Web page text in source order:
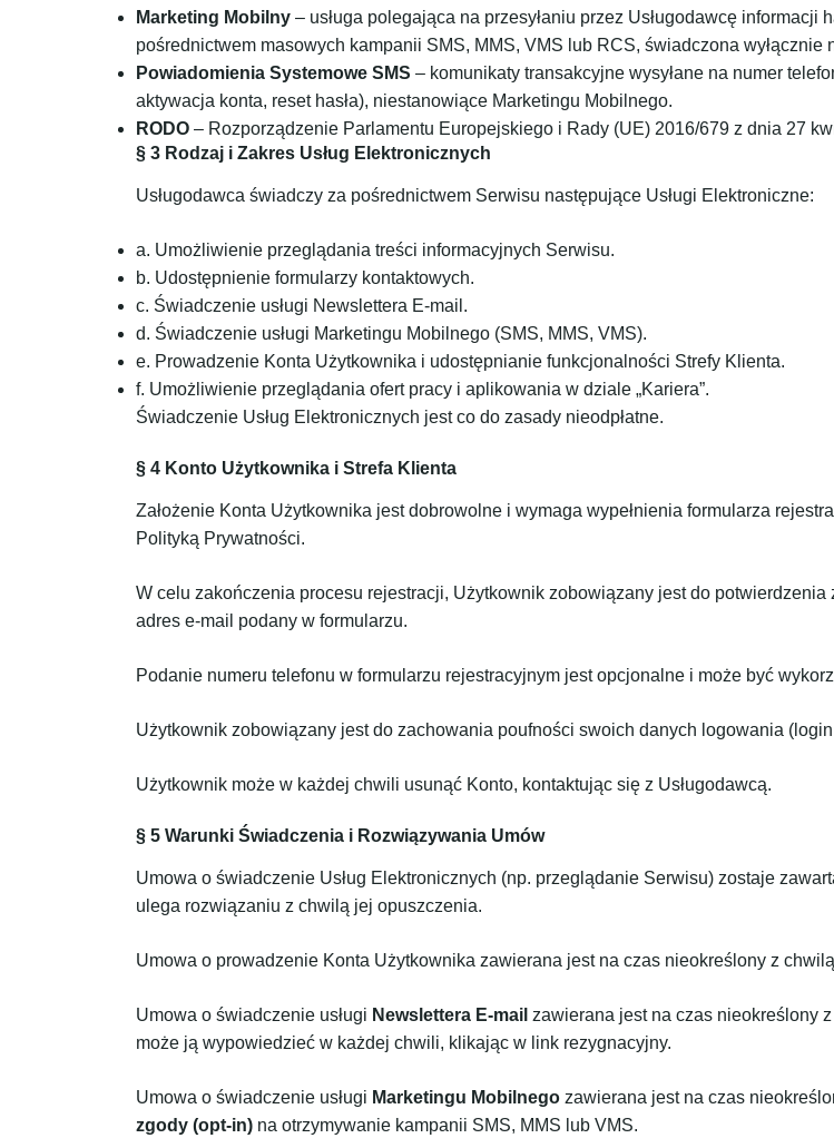
Marketing Mobilny – usługa polegająca na przesyłaniu przez Usługodawcę
pośrednictwem masowych kampanii SMS, MMS, VMS lub RCS, świadczona
Powiadomienia Systemowe SMS – komunikaty transakcyjne wysyłane na numer
aktywacja konta, reset hasła), niestanowiące Marketingu Mobilnego.
RODO – Rozporządzenie Parlamentu Europejskiego i Rady (UE) 2016/679 z dnia 27
§ 3 Rodzaj i Zakres Usług Elektronicznych
Usługodawca świadczy za pośrednictwem Serwisu następujące Usługi Elektroniczne:
a. Umożliwienie przeglądania treści informacyjnych Serwisu.
b. Udostępnienie formularzy kontaktowych.
c. Świadczenie usługi Newslettera E-mail.
d. Świadczenie usługi Marketingu Mobilnego (SMS, MMS, VMS).
e. Prowadzenie Konta Użytkownika i udostępnianie funkcjonalności Strefy Klienta.
f. Umożliwienie przeglądania ofert pracy i aplikowania w dziale „Kariera”.
Świadczenie Usług Elektronicznych jest co do zasady nieodpłatne.
§ 4 Konto Użytkownika i Strefa Klienta
Założenie Konta Użytkownika jest dobrowolne i wymaga wypełnienia formularza
Polityką Prywatności.
W celu zakończenia procesu rejestracji, Użytkownik zobowiązany jest do
adres e-mail podany w formularzu.
Podanie numeru telefonu w formularzu rejestracyjnym jest opcjonalne i może być
Użytkownik zobowiązany jest do zachowania poufności swoich danych logowania (login
Użytkownik może w każdej chwili usunąć Konto, kontaktując się z Usługodawcą.
§ 5 Warunki Świadczenia i Rozwiązywania Umów
Umowa o świadczenie Usług Elektronicznych (np. przeglądanie Serwisu) zostaje
ulega rozwiązaniu z chwilą jej opuszczenia.
Umowa o prowadzenie Konta Użytkownika zawierana jest na czas nieokreślony z
Umowa o świadczenie usługi Newslettera E-mail zawierana jest na czas nieokreślony
może ją wypowiedzieć w każdej chwili, klikając w link rezygnacyjny.
Umowa o świadczenie usługi Marketingu Mobilnego zawierana jest na czas
zgody (opt-in) na otrzymywanie kampanii SMS, MMS lub VMS.